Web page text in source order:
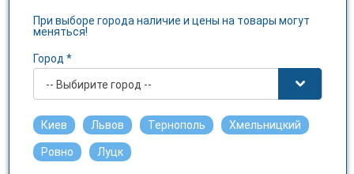
Взаємодія з іншими лікарськими засобами та інші
Септолете® тотал лимон та бузина не слід
застосовувати одночасно з іншими антисептиками.
Не слід розсмоктувати льодяники разом з молоком через
його здатність знижувати антисептичну активність
цетилпіридинію хлориду.
При выборе города наличие и цены на товары могут
меняться!
Город *
-- Выбирите город --
Киев Львов Тернополь Хмельницкий
Ровно Луцк